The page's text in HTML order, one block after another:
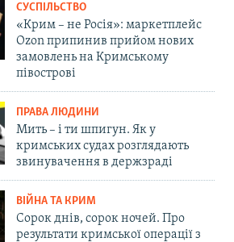
СУСПІЛЬСТВО
«Крим – не Росія»: маркетплейс
Ozon припинив прийом нових
замовлень на Кримському
півострові
ПРАВА ЛЮДИНИ
Мить – і ти шпигун. Як у
кримських судах розглядають
звинувачення в держзраді
ВІЙНА ТА КРИМ
Сорок днів, сорок ночей. Про
результати кримської операції з